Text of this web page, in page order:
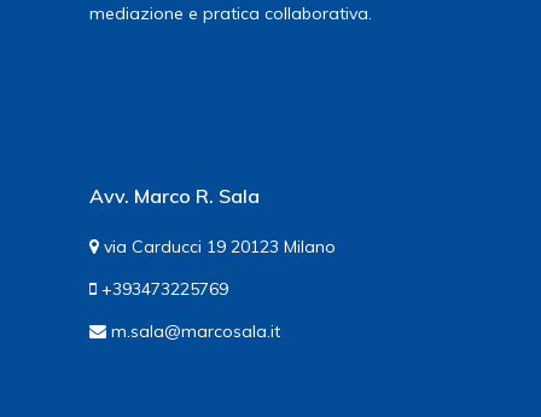
mediazione e pratica collaborativa.
Avv. Marco R. Sala
via Carducci 19 20123 Milano
+393473225769
m.sala@marcosala.it